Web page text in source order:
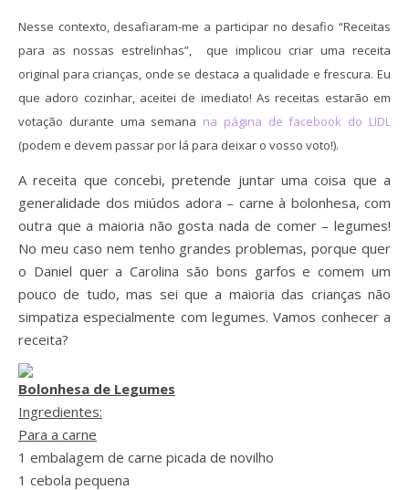
Nesse contexto, desafiaram-me a participar no desafio “Receitas
para as nossas estrelinhas”, que implicou criar uma receita
original para crianças, onde se destaca a qualidade e frescura. Eu
que adoro cozinhar, aceitei de imediato! As receitas estarão em
votação durante uma semana na página de facebook do LIDL
(podem e devem passar por lá para deixar o vosso voto!).
A receita que concebi, pretende juntar uma coisa que a
generalidade dos miúdos adora – carne à bolonhesa, com
outra que a maioria não gosta nada de comer – legumes!
No meu caso nem tenho grandes problemas, porque quer
o Daniel quer a Carolina são bons garfos e comem um
pouco de tudo, mas sei que a maioria das crianças não
simpatiza especialmente com legumes. Vamos conhecer a
receita?
Bolonhesa de Legumes
Ingredientes:
Para a carne
1 embalagem de carne picada de novilho
1 cebola pequena